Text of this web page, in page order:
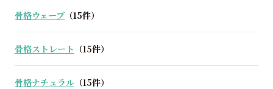
骨格ウェーブ （15件）
骨格ストレート （15件）
骨格ナチュラル （15件）